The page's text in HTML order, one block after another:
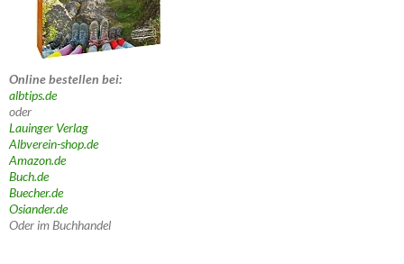
Online bestellen bei:
albtips.de
oder
Lauinger Verlag
Albverein-shop.de
Amazon.de
Buch.de
Buecher.de
Osiander.de
Oder im Buchhandel